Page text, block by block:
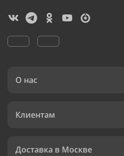
О нас
Клиентам
Доставка в Москве